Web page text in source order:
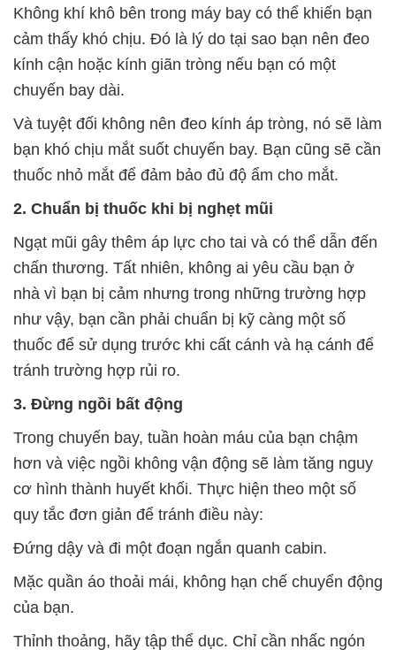
Không khí khô bên trong máy bay có thể khiến bạn
cảm thấy khó chịu. Đó là lý do tại sao bạn nên đeo
kính cận hoặc kính giãn tròng nếu bạn có một
chuyến bay dài.
Và tuyệt đối không nên đeo kính áp tròng, nó sẽ làm
bạn khó chịu mắt suốt chuyến bay. Bạn cũng sẽ cần
thuốc nhỏ mắt để đảm bảo đủ độ ẩm cho mắt.
2. Chuẩn bị thuốc khi bị nghẹt mũi
Ngạt mũi gây thêm áp lực cho tai và có thể dẫn đến
chấn thương. Tất nhiên, không ai yêu cầu bạn ở
nhà vì bạn bị cảm nhưng trong những trường hợp
như vậy, bạn cần phải chuẩn bị kỹ càng một số
thuốc để sử dụng trước khi cất cánh và hạ cánh để
tránh trường hợp rủi ro.
3. Đừng ngồi bất động
Trong chuyến bay, tuần hoàn máu của bạn chậm
hơn và việc ngồi không vận động sẽ làm tăng nguy
cơ hình thành huyết khối. Thực hiện theo một số
quy tắc đơn giản để tránh điều này:
Đứng dậy và đi một đoạn ngắn quanh cabin.
Mặc quần áo thoải mái, không hạn chế chuyển động
của bạn.
Thỉnh thoảng, hãy tập thể dục. Chỉ cần nhấc ngón